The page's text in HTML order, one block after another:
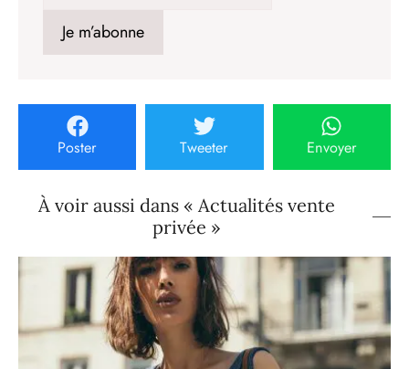
Poster Tweeter Envoyer
À voir aussi dans « Actualités vente
privée »